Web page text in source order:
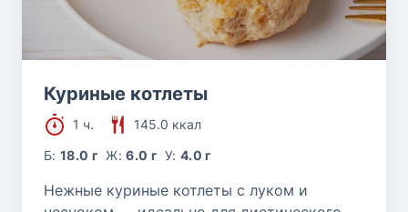
Куриные котлеты
1 ч.
145.0 ккал
Б:18.0 г Ж:6.0 г У:4.0 г
Нежные куриные котлеты с луком и